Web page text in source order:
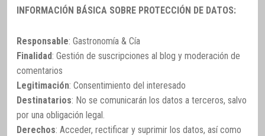
INFORMACIÓN BÁSICA SOBRE PROTECCIÓN DE DATOS:
Responsable: Gastronomía & Cía
Finalidad: Gestión de suscripciones al blog y moderación de
comentarios
Legitimación: Consentimiento del interesado
Destinatarios: No se comunicarán los datos a terceros, salvo
por una obligación legal.
Derechos: Acceder, rectificar y suprimir los datos, así como